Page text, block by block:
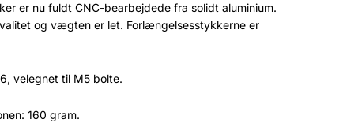
er nu fuldt CNC-bearbejdede fra solidt aluminium.
og vægten er let. Forlængelsesstykkerne er
velegnet til M5 bolte.
160 gram.